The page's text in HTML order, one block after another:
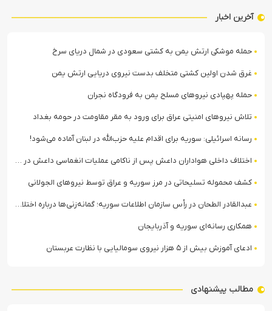
آخرین اخبار
حمله موشکی ارتش یمن به کشتی سعودی در شمال دریای سرخ
غرق شدن اولین کشتی متخلف بدست نیروی دریایی ارتش یمن
حمله پهپادی نیروهای مسلح یمن به فرودگاه نجران
تلاش نیروهای امنیتی عراق برای ورود به مقر مقاومت در حومه بغداد
رسانه اسرائیلی: سوریه برای اقدام علیه حزب‌الله در لبنان آماده می‌شود!
اختلاف داخلی هواداران داعش پس از ناکامی عملیات انغماسی داعش در رقه
کشف محموله تسلیحاتی در مرز سوریه و عراق توسط نیروهای الجولانی
عبدالقادر الطحان در رأس سازمان اطلاعات سوریه؛ گمانه‌زنی‌ها درباره اختلافات در ساختار امنیتی
همکاری رسانه‌ای سوریه و آذربایجان
ادعای آموزش بیش از ۵ هزار نیروی سومالیایی با نظارت عربستان
مطالب پیشنهادی